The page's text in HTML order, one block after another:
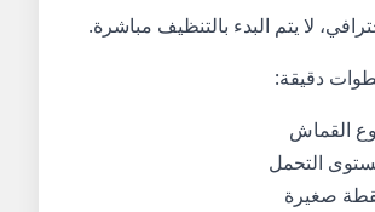
لا يتم البدء بالتنظيف مباشرة.
دقيقة:
القماش
التحمل
صغيرة